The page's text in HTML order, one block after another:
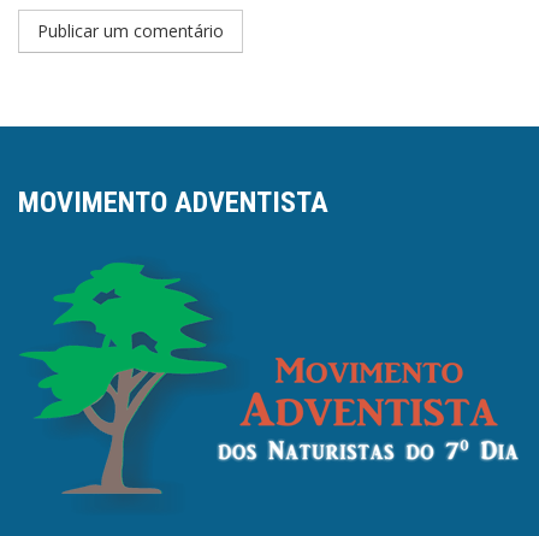
MOVIMENTO ADVENTISTA